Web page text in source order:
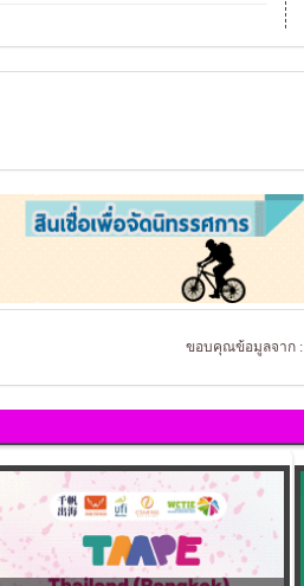
ขอบคุณข้อมูลจาก :